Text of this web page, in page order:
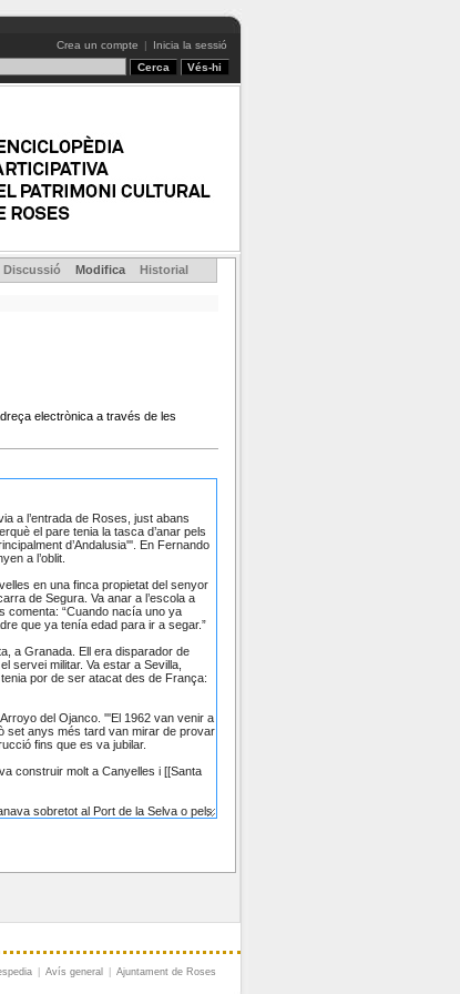
Crea un compte | Inicia la sessió
Discussió Modifica Historial
electrònica a través de les
Avís general Ajuntament de Roses